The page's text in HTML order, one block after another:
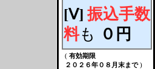
[Ⅴ] 振込手数
料も ０円
( 有効期限
２０２６年０８月末まで)